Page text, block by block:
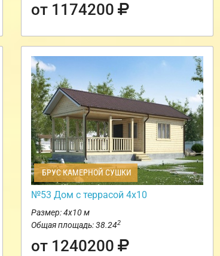
от 1174200
БРУС КАМЕРНОЙ СУШКИ
№53 Дом с террасой 4х10
Размер: 4х10 м
Общая площадь: 38.242
от 1240200